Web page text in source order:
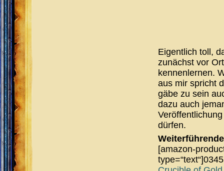
Eigentlich toll,
zunächst vor
kennenlernen.
aus mir spricht
gäbe zu sein
dazu auch
dürfen.
[amazon-